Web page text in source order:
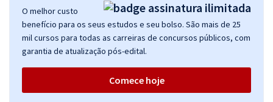
O melhor custo
benefício para os seus estudos e seu bolso. São mais de 25
mil cursos para todas as carreiras de concursos públicos, com
garantia de atualização pós-edital.
Comece hoje